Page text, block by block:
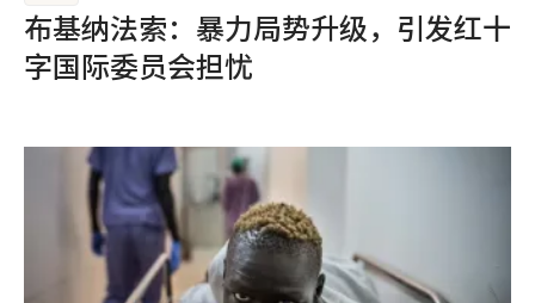
布基纳法索：暴力局势升级，引发红十
字国际委员会担忧